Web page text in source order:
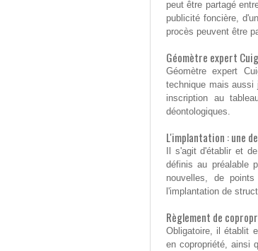
peut être partagé
publicité foncière,
procès peuvent être
Géomètre expert
Géomètre expert
technique mais
inscription au
déontologiques.
L'implantation : une
Il s'agit d'établir et
définis au préalable
nouvelles, de
l'implantation de
Règlement de
Obligatoire, il établit
en copropriété, ainsi